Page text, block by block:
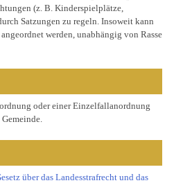
(z. B. Kinderspielplätze,
Satzungen zu regeln. Insoweit kann
werden, unabhängig von Rasse
oder einer Einzelfallanordnung
über das Landesstrafrecht und das